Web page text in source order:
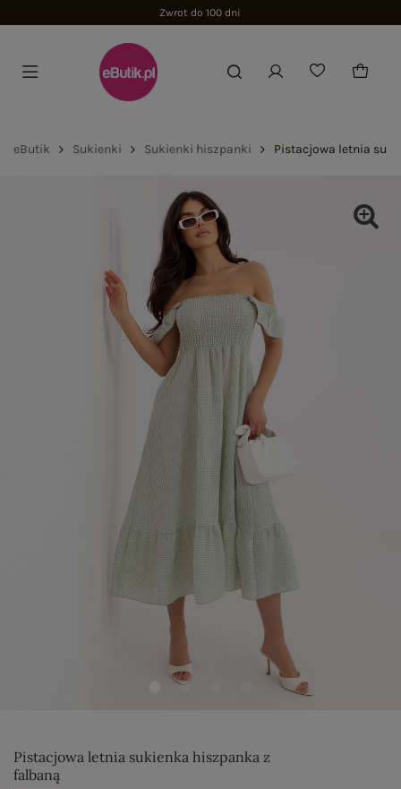
Zwrot do 100 dni
eButik Sukienki Sukienki hiszpanki Pistacjowa letnia
Pistacjowa letnia sukienka hiszpanka z
falbaną